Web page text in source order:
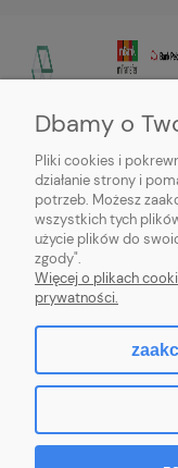
Sklep internetowy
sklep@northbud.pl|600
Dbamy o
Pliki cookies i
działanie strony i
potrzeb. Możesz
wszystkich tych
użycie plików do
zgody".
Więcej o plikach
prywatności.